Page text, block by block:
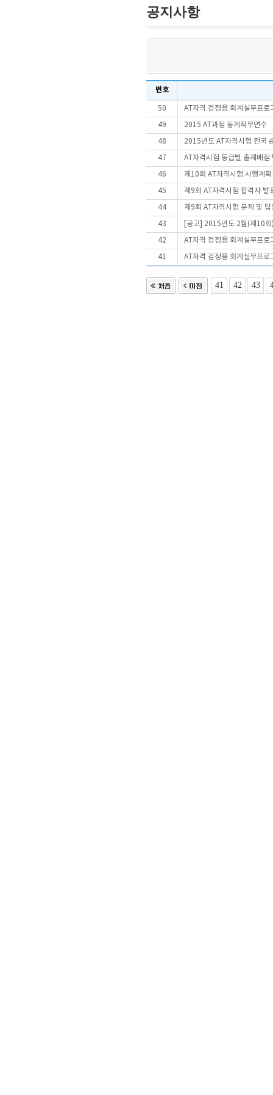
공지사항
번호
50 AT자격 검정용 회계실무프
49 2015 AT과정 동계직무연수
48 2015년도 AT자격시험 전국
47 AT자격시험 등급별 출제배점
46 제10회 AT자격시험 시행계
45 제9회 AT자격시험 합격자 발
44 제9회 AT자격시험 문제 및 답
43 [공고] 2015년도 2월(제10
42 AT자격 검정용 회계실무프
41 AT자격 검정용 회계실무프
41 42 43